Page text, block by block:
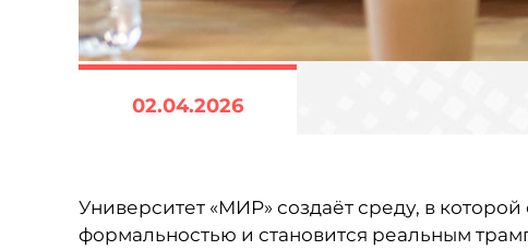
02.04.2026
Университет «МИР» создаёт среду, в которой
формальностью и становится реальным